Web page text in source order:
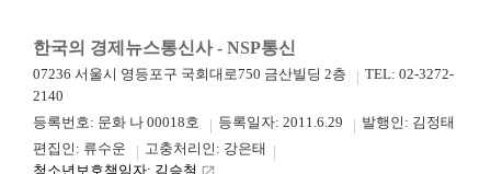
한국의 경제뉴스통신사 - NSP통신
07236 서울시 영등포구 국회대로750 금산빌딩 2층
TEL: 02-3272-
2140
등록번호: 문화 나 00018호
등록일자: 2011.6.29
발행인: 김정태
편집인: 류수운
고충처리인: 강은태
청소년보호책임자: 김승철